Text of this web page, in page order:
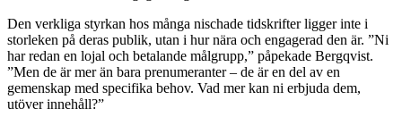
Den verkliga styrkan hos många nischade tidskrifter ligger inte i
storleken på deras publik, utan i hur nära och engagerad den är. ”Ni
har redan en lojal och betalande målgrupp,” påpekade Bergqvist.
”Men de är mer än bara prenumeranter – de är en del av en
gemenskap med specifika behov. Vad mer kan ni erbjuda dem,
utöver innehåll?”